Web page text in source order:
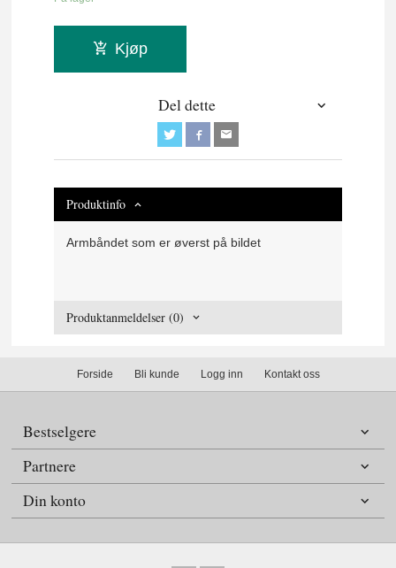
Kjøp
Del dette
Produktinfo
Armbåndet som er øverst på bildet
Produktanmeldelser (0)
Forside Bli kunde Logg inn Kontakt oss
Bestselgere
Partnere
Din konto